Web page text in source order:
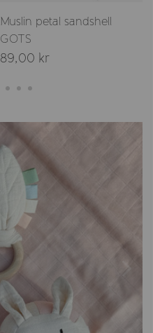
Muslin petal sandshell
GOTS
89,00 kr